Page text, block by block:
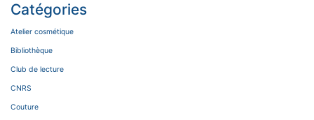
Catégories
Atelier cosmétique
Bibliothèque
Club de lecture
CNRS
Couture